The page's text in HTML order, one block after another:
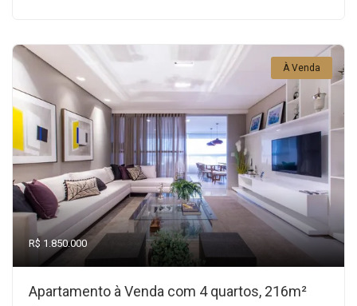
À Venda
R$ 1.850.000
Apartamento à Venda com 4 quartos, 216m²